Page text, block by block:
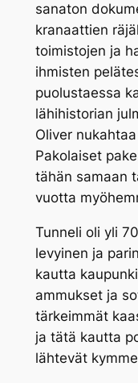
sanaton
kranaattien
toimistojen ja
ihmisten
puolustaessa
lähihistorian
Oliver
Pakolaiset
tähän samaan
vuotta
Tunneli oli yli
levyinen ja
kautta
ammukset ja
tärkeimmät
ja tätä kautta
lähtevät